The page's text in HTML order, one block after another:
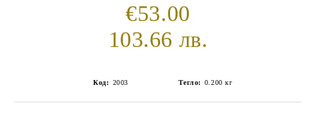
€53.00
103.66 лв.
Код: 2003 Тегло: 0.200 кг